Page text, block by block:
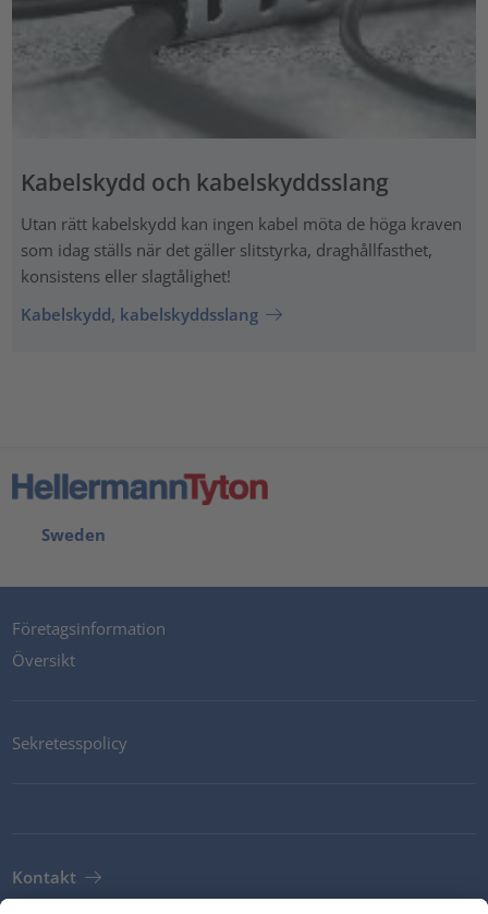
Kabelskydd och kabelskyddsslang
Utan rätt kabelskydd kan ingen kabel möta de höga kraven
som idag ställs när det gäller slitstyrka, draghållfasthet,
konsistens eller slagtålighet!
Kabelskydd, kabelskyddsslang
Sweden
Företagsinformation
Översikt
Sekretesspolicy
Kontakt